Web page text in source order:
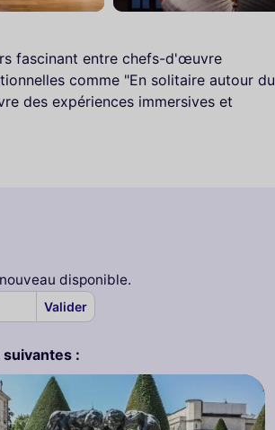
fascinant entre chefs-d'œuvre
comme "En solitaire autour du
des expériences immersives et
disponible.
Valider
: